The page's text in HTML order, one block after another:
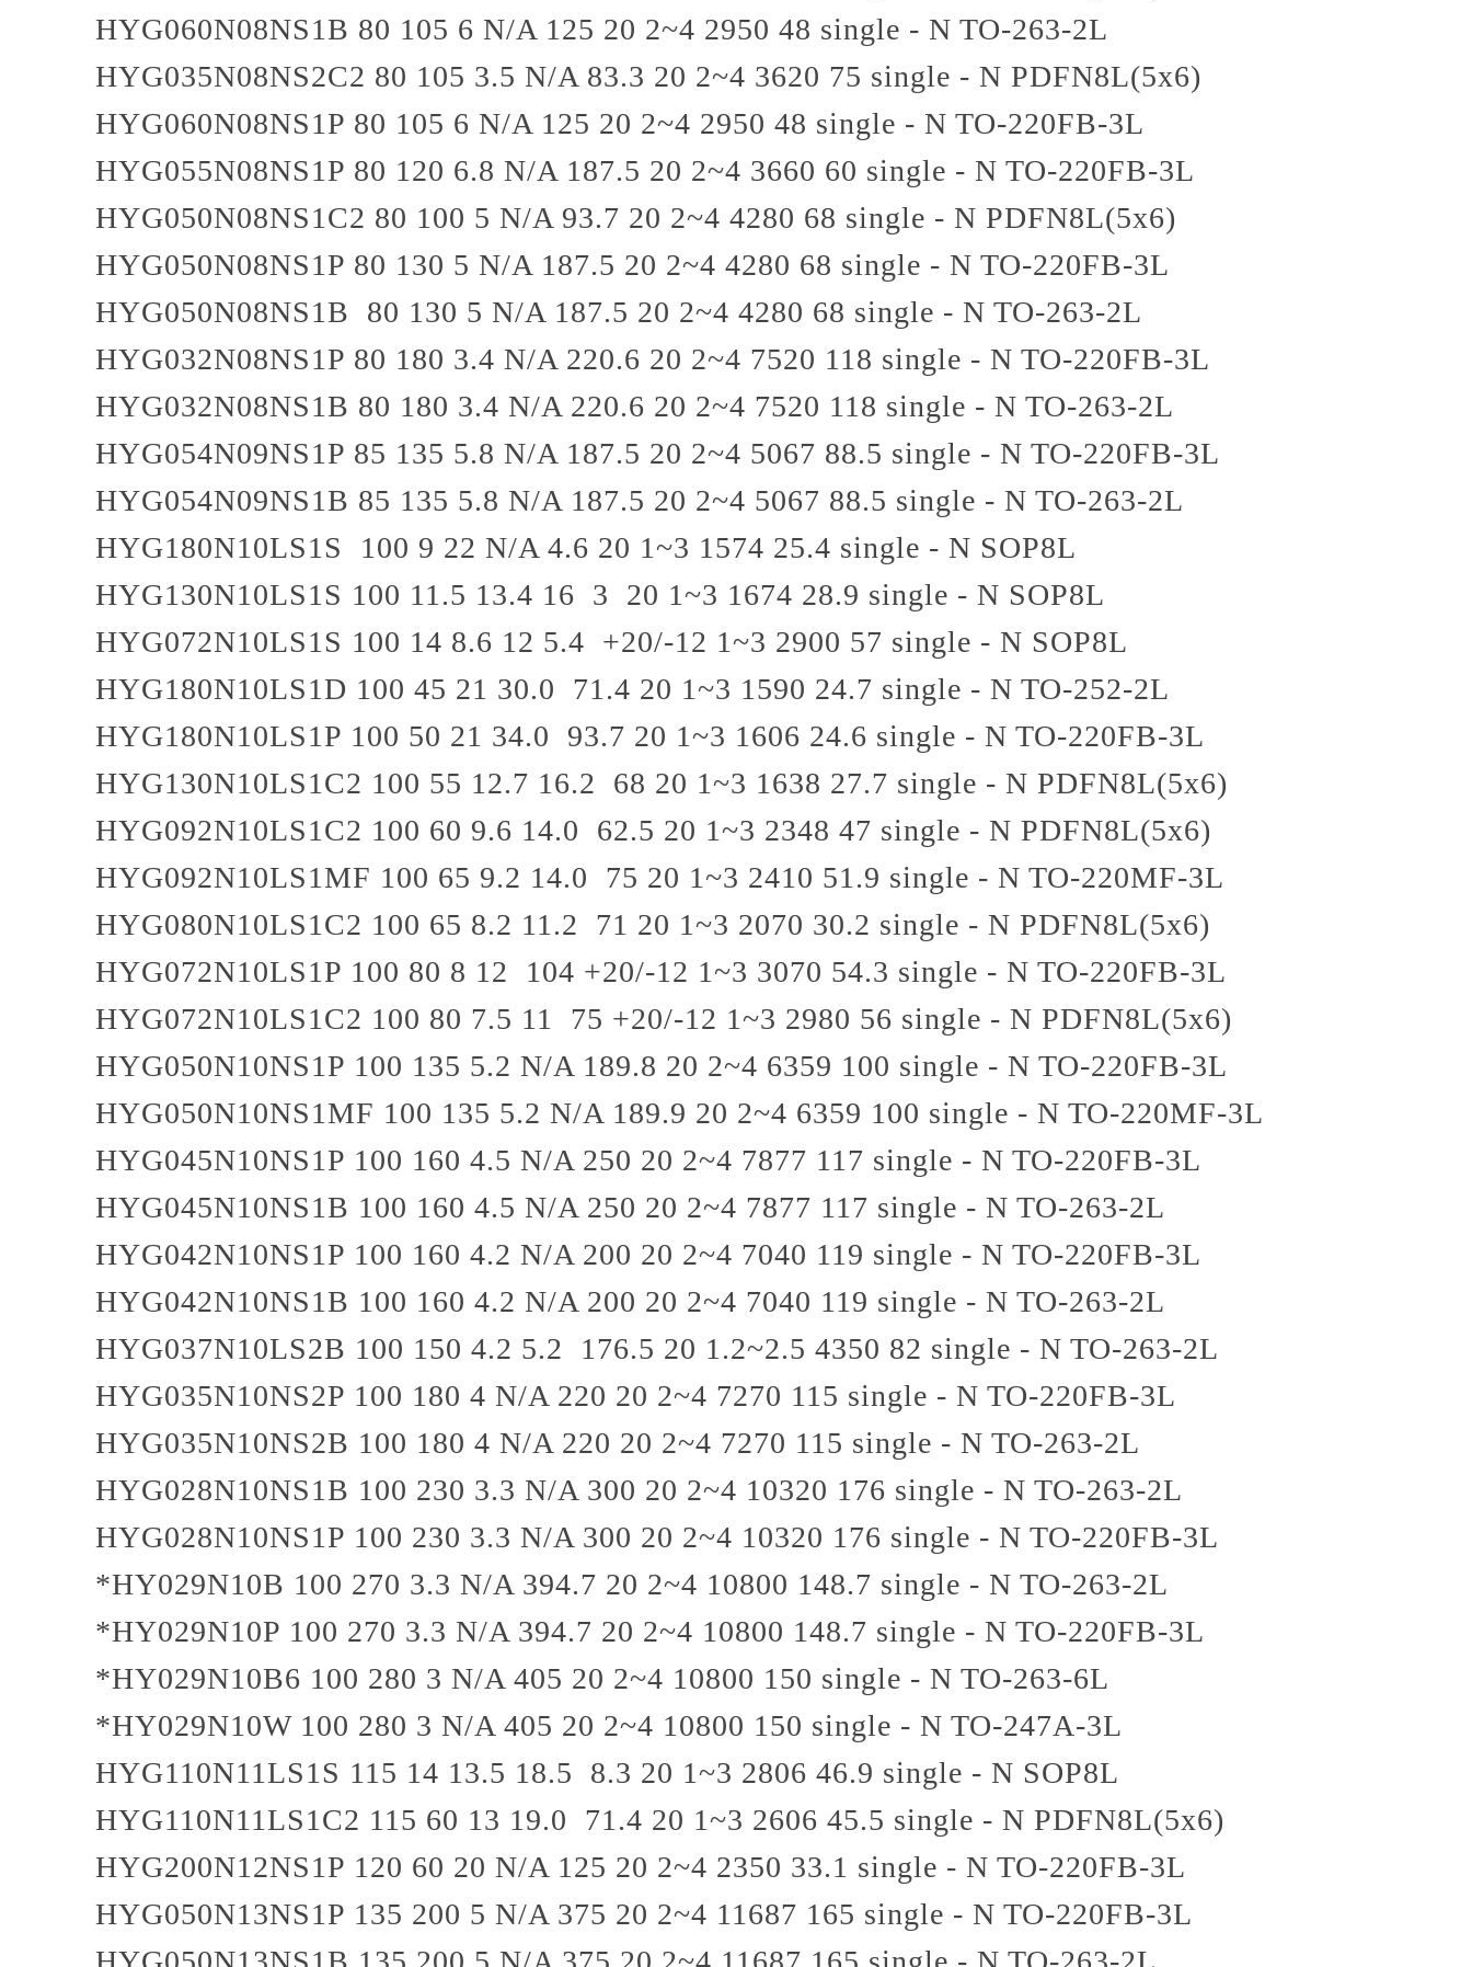
HYG060N08NS1B 80 105 6 N/A 125 20 2~4 2950 48 single - N TO-263-2L
HYG035N08NS2C2 80 105 3.5 N/A 83.3 20 2~4 3620 75 single - N PDFN8L(5x6)
HYG060N08NS1P 80 105 6 N/A 125 20 2~4 2950 48 single - N TO-220FB-3L
HYG055N08NS1P 80 120 6.8 N/A 187.5 20 2~4 3660 60 single - N TO-220FB-3L
HYG050N08NS1C2 80 100 5 N/A 93.7 20 2~4 4280 68 single - N PDFN8L(5x6)
HYG050N08NS1P 80 130 5 N/A 187.5 20 2~4 4280 68 single - N TO-220FB-3L
HYG050N08NS1B
80 130 5 N/A 187.5 20 2~4 4280 68 single - N TO-263-2L
HYG032N08NS1P 80 180 3.4 N/A 220.6 20 2~4 7520 118 single - N TO-220FB-3L
HYG032N08NS1B 80 180 3.4 N/A 220.6 20 2~4 7520 118 single - N TO-263-2L
HYG054N09NS1P 85 135 5.8 N/A 187.5 20 2~4 5067 88.5 single - N TO-220FB-3L
HYG054N09NS1B 85 135 5.8 N/A 187.5 20 2~4 5067 88.5 single - N TO-263-2L
HYG180N10LS1S
100 9 22 N/A 4.6 20 1~3 1574 25.4 single - N SOP8L
HYG130N10LS1S 100 11.5 13.4 16 3 20 1~3 1674 28.9 single - N SOP8L
HYG072N10LS1S 100 14 8.6 12 5.4 +20/-12 1~3 2900 57 single - N SOP8L
HYG180N10LS1D 100 45 21 30.0 71.4 20 1~3 1590 24.7 single - N TO-252-2L
HYG180N10LS1P 100 50 21 34.0 93.7 20 1~3 1606 24.6 single - N TO-220FB-3L
HYG130N10LS1C2 100 55 12.7 16.2 68 20 1~3 1638 27.7 single - N PDFN8L(5x6)
HYG092N10LS1C2 100 60 9.6 14.0 62.5 20 1~3 2348 47 single - N PDFN8L(5x6)
HYG092N10LS1MF 100 65 9.2 14.0 75 20 1~3 2410 51.9 single - N TO-220MF-3L
HYG080N10LS1C2 100 65 8.2 11.2 71 20 1~3 2070 30.2 single - N PDFN8L(5x6)
HYG072N10LS1P 100 80 8 12 104 +20/-12 1~3 3070 54.3 single - N TO-220FB-3L
HYG072N10LS1C2 100 80 7.5 11 75 +20/-12 1~3 2980 56 single - N PDFN8L(5x6)
HYG050N10NS1P 100 135 5.2 N/A 189.8 20 2~4 6359 100 single - N TO-220FB-3L
HYG050N10NS1MF 100 135 5.2 N/A 189.9 20 2~4 6359 100 single - N TO-220MF-3L
HYG045N10NS1P 100 160 4.5 N/A 250 20 2~4 7877 117 single - N TO-220FB-3L
HYG045N10NS1B 100 160 4.5 N/A 250 20 2~4 7877 117 single - N TO-263-2L
HYG042N10NS1P 100 160 4.2 N/A 200 20 2~4 7040 119 single - N TO-220FB-3L
HYG042N10NS1B 100 160 4.2 N/A 200 20 2~4 7040 119 single - N TO-263-2L
HYG037N10LS2B 100 150 4.2 5.2 176.5 20 1.2~2.5 4350 82 single - N TO-263-2L
HYG035N10NS2P 100 180 4 N/A 220 20 2~4 7270 115 single - N TO-220FB-3L
HYG035N10NS2B 100 180 4 N/A 220 20 2~4 7270 115 single - N TO-263-2L
HYG028N10NS1B 100 230 3.3 N/A 300 20 2~4 10320 176 single - N TO-263-2L
HYG028N10NS1P 100 230 3.3 N/A 300 20 2~4 10320 176 single - N TO-220FB-3L
*HY029N10B 100 270 3.3 N/A 394.7 20 2~4 10800 148.7 single - N TO-263-2L
*HY029N10P 100 270 3.3 N/A 394.7 20 2~4 10800 148.7 single - N TO-220FB-3L
*HY029N10B6 100 280 3 N/A 405 20 2~4 10800 150 single - N TO-263-6L
*HY029N10W 100 280 3 N/A 405 20 2~4 10800 150 single - N TO-247A-3L
HYG110N11LS1S 115 14 13.5 18.5 8.3 20 1~3 2806 46.9 single - N SOP8L
HYG110N11LS1C2 115 60 13 19.0 71.4 20 1~3 2606 45.5 single - N PDFN8L(5x6)
HYG200N12NS1P 120 60 20 N/A 125 20 2~4 2350 33.1 single - N TO-220FB-3L
HYG050N13NS1P 135 200 5 N/A 375 20 2~4 11687 165 single - N TO-220FB-3L